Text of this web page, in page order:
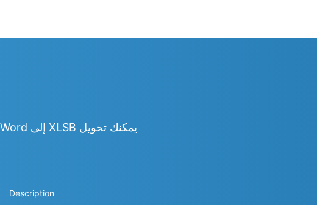
يمكنك تحويل XLSB إلى Word و Excel و PowerPoint و PDF و JPG و PNG و CSV و HTML والمزيد
Description